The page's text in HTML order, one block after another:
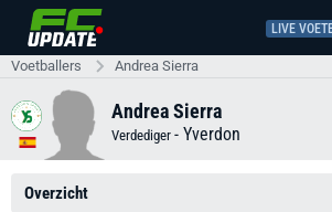
LIVE
Voetballers Andrea Sierra
Andrea Sierra
Verdediger - Yverdon
Overzicht